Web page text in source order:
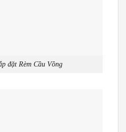
đặt Rèm Cầu Vồng